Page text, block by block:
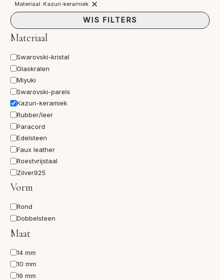
Materiaal: Kazuri-keramiekFILTER
VERWIJDEREN:
MATERIAAL:
WIS FILTERS
Materiaal
Materiaal
Swarovski-kristal
Glaskralen
Miyuki
Swarovski-parels
Kazuri-keramiek
Rubber/leer
Paracord
Edelsteen
Faux leather
Roestvrijstaal
Zilver925
Vorm
Vorm
Rond
Dobbelsteen
Maat
Maat14 mm
10 mm
16 mm